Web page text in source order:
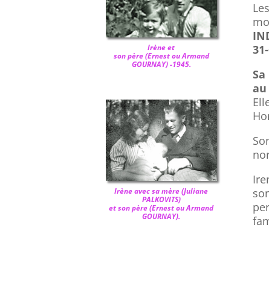
Irène et
son père (Ernest ou Armand
GOURNAY)-1945.
Irène avec sa mère (Juliane
PALKOVITS)
et son père (Ernest ou Armand
GOURNAY).
au